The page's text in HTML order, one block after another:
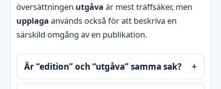
översättningen utgåva är mest träffsäker, men
upplaga används också för att beskriva en
särskild omgång av en publikation.
Är “edition” och “utgåva” samma sak?